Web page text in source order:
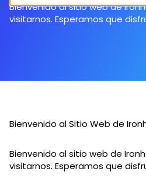
Bienvenido al sitio web de
visitarnos. Esperamos que
Bienvenido al Sitio Web de
Bienvenido al sitio web de
visitarnos. Esperamos que